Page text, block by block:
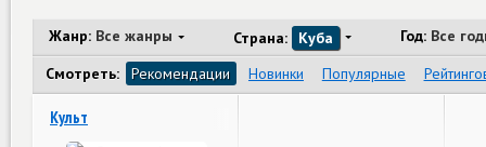
Жанр: Все жанры Страна: Куба Год: Все
Смотреть:
Рекомендации Новинки Популярные
Культ